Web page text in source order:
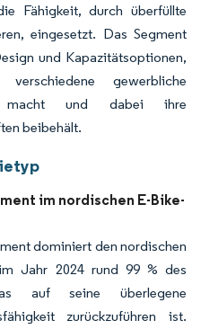
Fähigkeit, durch überfüllte
eingesetzt. Das Segment
und Kapazitätsoptionen,
gewerbliche
macht und dabei ihre
beibehält.
im nordischen E-Bike-
dominiert den nordischen
Jahr 2024 rund 99 % des
auf seine überlegene
zurückzuführen ist.